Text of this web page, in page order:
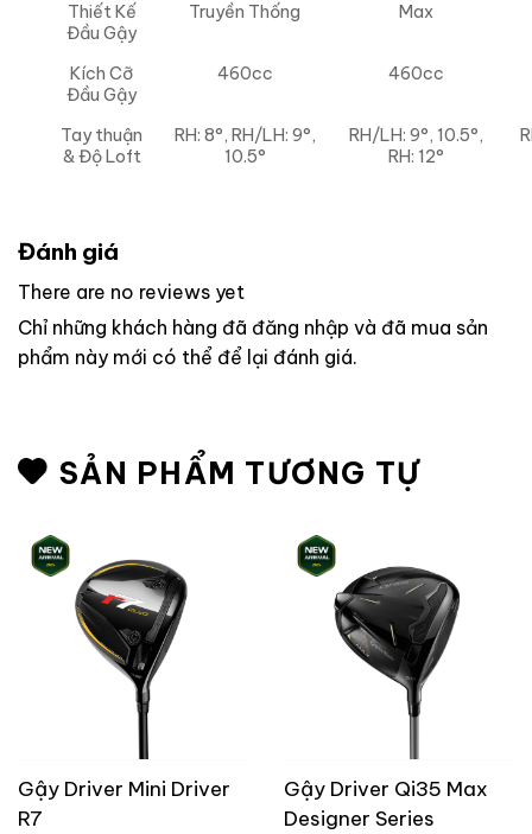
Thiết Kế
Đầu Gậy
Truyền Thống Max
Kích Cỡ
Đầu Gậy
460cc 460cc
Tay thuận
& Độ Loft
RH: 8°, RH/LH: 9°,
10.5°
RH/LH: 9°, 10.5°,
RH: 12°
Đánh giá
There are no reviews yet
Chỉ những khách hàng đã đăng nhập và đã mua sản
phẩm này mới có thể để lại đánh giá.
SẢN PHẨM TƯƠNG TỰ
Gậy Driver Mini Driver
R7
Gậy Driver Qi35 Max
Designer Series